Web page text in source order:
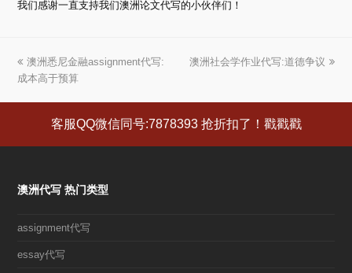
我们感谢一直支持我们澳洲论文代写的小伙伴们！
上
一
澳洲悉尼金融assignment代写:
成本高于预算
下
章:
澳洲社会学作业代写:道德争议
客服QQ微信同号:7878393 抢折扣了！戳戳戳
澳洲代写 热门类型
assignment代写
essay代写